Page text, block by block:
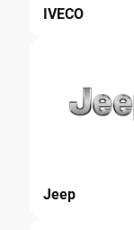
IVECO
Jeep